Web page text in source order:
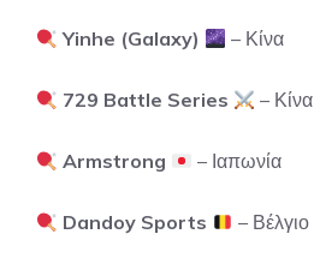
Yinhe (Galaxy) – Κίνα
729 Battle Series – Κίνα
Armstrong – Ιαπωνία
Dandoy Sports – Βέλγιο